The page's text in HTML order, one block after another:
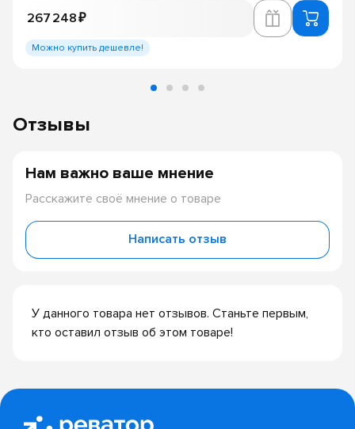
267 248 ₽
Можно купить дешевле!
Отзывы
У данного товара нет отзывов. Станьте первым,
кто оставил отзыв об этом товаре!
Нам важно ваше мнение
Расскажите своё мнение о товаре
Написать отзыв